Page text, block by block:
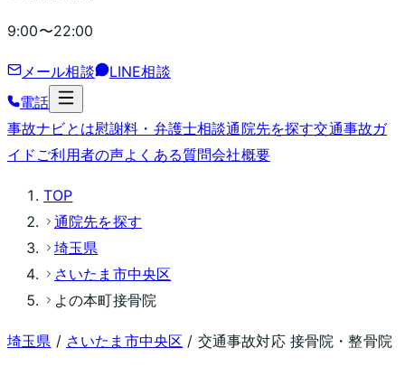
9:00〜22:00
メール相談
LINE相談
電話
事故ナビとは慰謝料・弁護士相談通院先を探す交通事故ガ
イド ご利用者の声よくある質問会社概要
TOP
通院先を探す
埼玉県
さいたま市中央区
よの本町接骨院
埼玉県 / さいたま市中央区 / 交通事故対応 接骨院・整骨院